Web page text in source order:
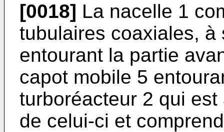
[0018] La nacelle 1
tubulaires coaxiales,
entourant la partie
capot mobile 5
turboréacteur 2 qui
de celui-ci et